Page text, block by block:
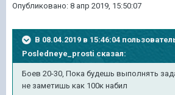
Опубликовано: 8 апр 2019, 15:50:07
В 08.04.2019 в 15:46:04
Posledneye_prostiсказал:
Боев 20-30, Пока будешь выполнять
не заметишь как 100к набил